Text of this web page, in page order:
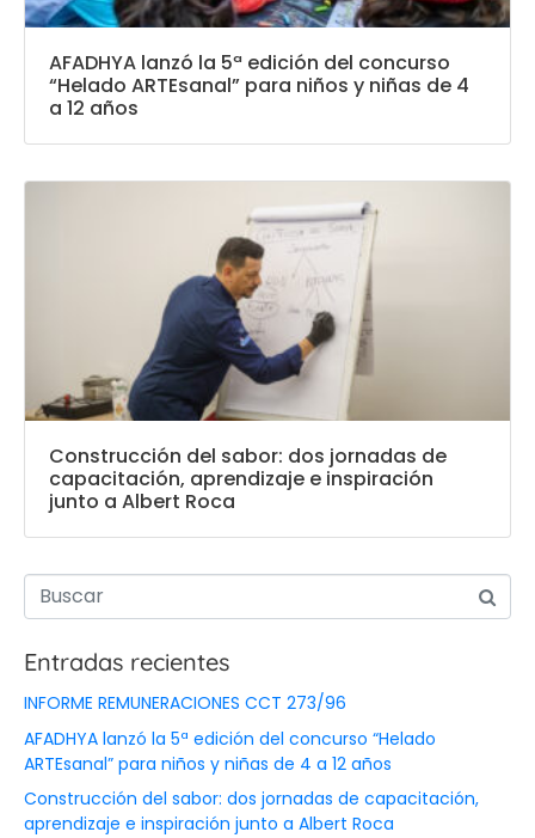
AFADHYA lanzó la 5ª edición del concurso
“Helado ARTEsanal” para niños y niñas de 4
a 12 años
Construcción del sabor: dos jornadas de
capacitación, aprendizaje e inspiración
junto a Albert Roca
Entradas recientes
INFORME REMUNERACIONES CCT 273/96
AFADHYA lanzó la 5ª edición del concurso “Helado
ARTEsanal” para niños y niñas de 4 a 12 años
Construcción del sabor: dos jornadas de capacitación,
aprendizaje e inspiración junto a Albert Roca